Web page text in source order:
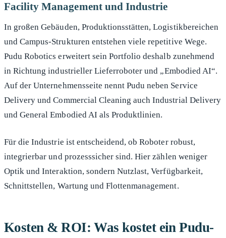
Facility Management und Industrie
In großen Gebäuden, Produktionsstätten, Logistikbereichen
und Campus-Strukturen entstehen viele repetitive Wege.
Pudu Robotics erweitert sein Portfolio deshalb zunehmend
in Richtung industrieller Lieferroboter und „Embodied AI“.
Auf der Unternehmensseite nennt Pudu neben Service
Delivery und Commercial Cleaning auch Industrial Delivery
und General Embodied AI als Produktlinien.
Für die Industrie ist entscheidend, ob Roboter robust,
integrierbar und prozesssicher sind. Hier zählen weniger
Optik und Interaktion, sondern Nutzlast, Verfügbarkeit,
Schnittstellen, Wartung und Flottenmanagement.
Kosten & ROI: Was kostet ein Pudu-